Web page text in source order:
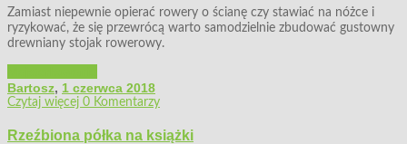
Zamiast niepewnie opierać rowery o ścianę czy stawiać na nóżce i
ryzykować, że się przewrócą warto samodzielnie zbudować gustowny
drewniany stojak rowerowy.
Bartosz, 1 czerwca 2018
Czytaj więcej 0 Komentarzy
Rzeźbiona półka na książki